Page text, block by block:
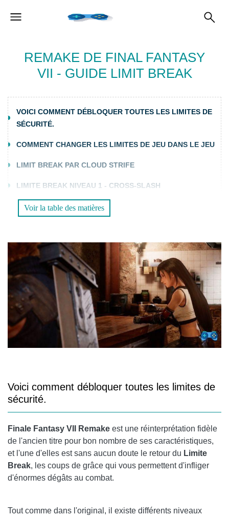
REMAKE DE FINAL FANTASY
VII - GUIDE LIMIT BREAK
VOICI COMMENT DÉBLOQUER TOUTES LES LIMITES DE
SÉCURITÉ.
COMMENT CHANGER LES LIMITES DE JEU DANS LE JEU
LIMIT BREAK PAR CLOUD STRIFE
LIMITE BREAK NIVEAU 1 - CROSS-SLASH
LIMITE BREAK NIVEAU 2 - ASCENSION
LIMIT BREAK PAR BARRET WALLACE
LIMITE DE NIVEAU 1 - FEU DANS LE TROU
LIMITE DE NIVEAU 2 - CATASTROPHE
ALTERNATIVE À LIMIT BREAK - REFOCUS
LIMIT BREAK PAR TIFA LOCKHART
LIMITE DE NIVEAU 1 - SOMERSAULT
ALTERNATIVE À LIMIT BREAK - REFOCUS
LIMIT BREAK PAR AERITH GAINSBOROUGH
LIMITE DE NIVEAU 1 - VENT DE GUÉRISON
LIMITE DE NIVEAU 2 - PROTECTION DE LA PLANÈTE
ALTERNATIVE À LIMIT BREAK - REFOCUS
Voir la table des matières
Voici comment débloquer toutes les limites de
sécurité.
Finale Fantasy VII Remake est une réinterprétation fidèle
de l'ancien titre pour bon nombre de ses caractéristiques,
et l'une d'elles est sans aucun doute le retour du Limite
Break, les coups de grâce qui vous permettent d'infliger
d'énormes dégâts au combat.
Tout comme dans l'original, il existe différents niveaux